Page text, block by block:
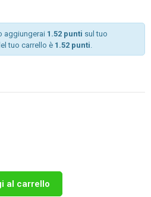
aggiungerai 1.52 punti sul tuo
tuo carrello è 1.52 punti
al carrello